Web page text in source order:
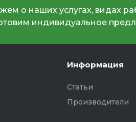
о наших услугах, видах
индивидуальное
Информация
Статьи
Производители